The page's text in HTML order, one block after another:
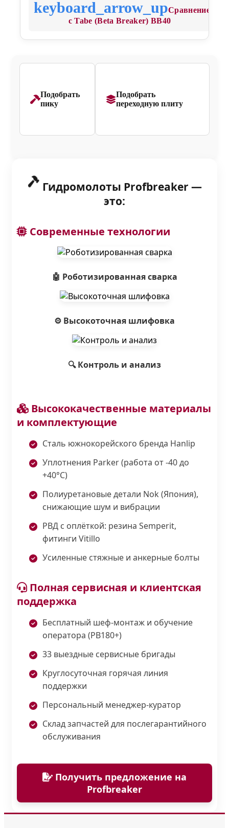
Сравнение
с Tabe (Beta Breaker) BB40
Подобрать
пику
Подобрать
переходную плиту
Гидромолоты Profbreaker —
это:
Современные технологии
🤖 Роботизированная сварка
⚙️ Высокоточная шлифовка
🔍 Контроль и анализ
Высококачественные материалы
и комплектующие
Сталь южнокорейского бренда Hanlip
Уплотнения Parker (работа от -40 до
+40°С)
Полиуретановые детали Nok (Япония),
снижающие шум и вибрации
РВД с оплёткой: резина Semperit,
фитинги Vitillo
Усиленные стяжные и анкерные болты
Полная сервисная и клиентская
поддержка
Бесплатный шеф-монтаж и обучение
оператора (PB180+)
33 выездные сервисные бригады
Круглосуточная горячая линия
поддержки
Персональный менеджер-куратор
Склад запчастей для послегарантийного
обслуживания
Получить предложение на
Profbreaker